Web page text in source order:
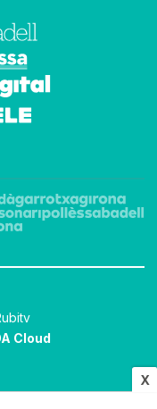
X
Cloud